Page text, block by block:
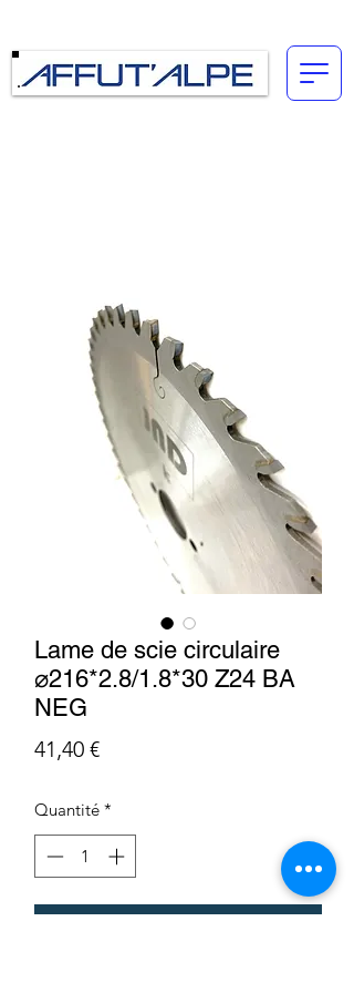
Lame de scie circulaire
⌀216*2.8/1.8*30 Z24 BA
NEG
41,40 €Prix
Quantité *